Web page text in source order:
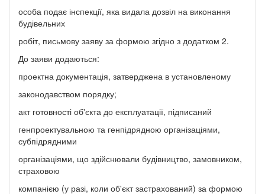
особа подає інспекції, яка видала дозвіл на виконання
будівельних
робіт, письмову заяву за формою згідно з додатком 2.
До заяви додаються:
проектна документація, затверджена в установленому
законодавством порядку;
акт готовності об'єкта до експлуатації, підписаний
генпроектувальною та генпідрядною організаціями,
субпідрядними
організаціями, що здійснювали будівництво, замовником,
страховою
компанією (у разі, коли об'єкт застрахований) за формою